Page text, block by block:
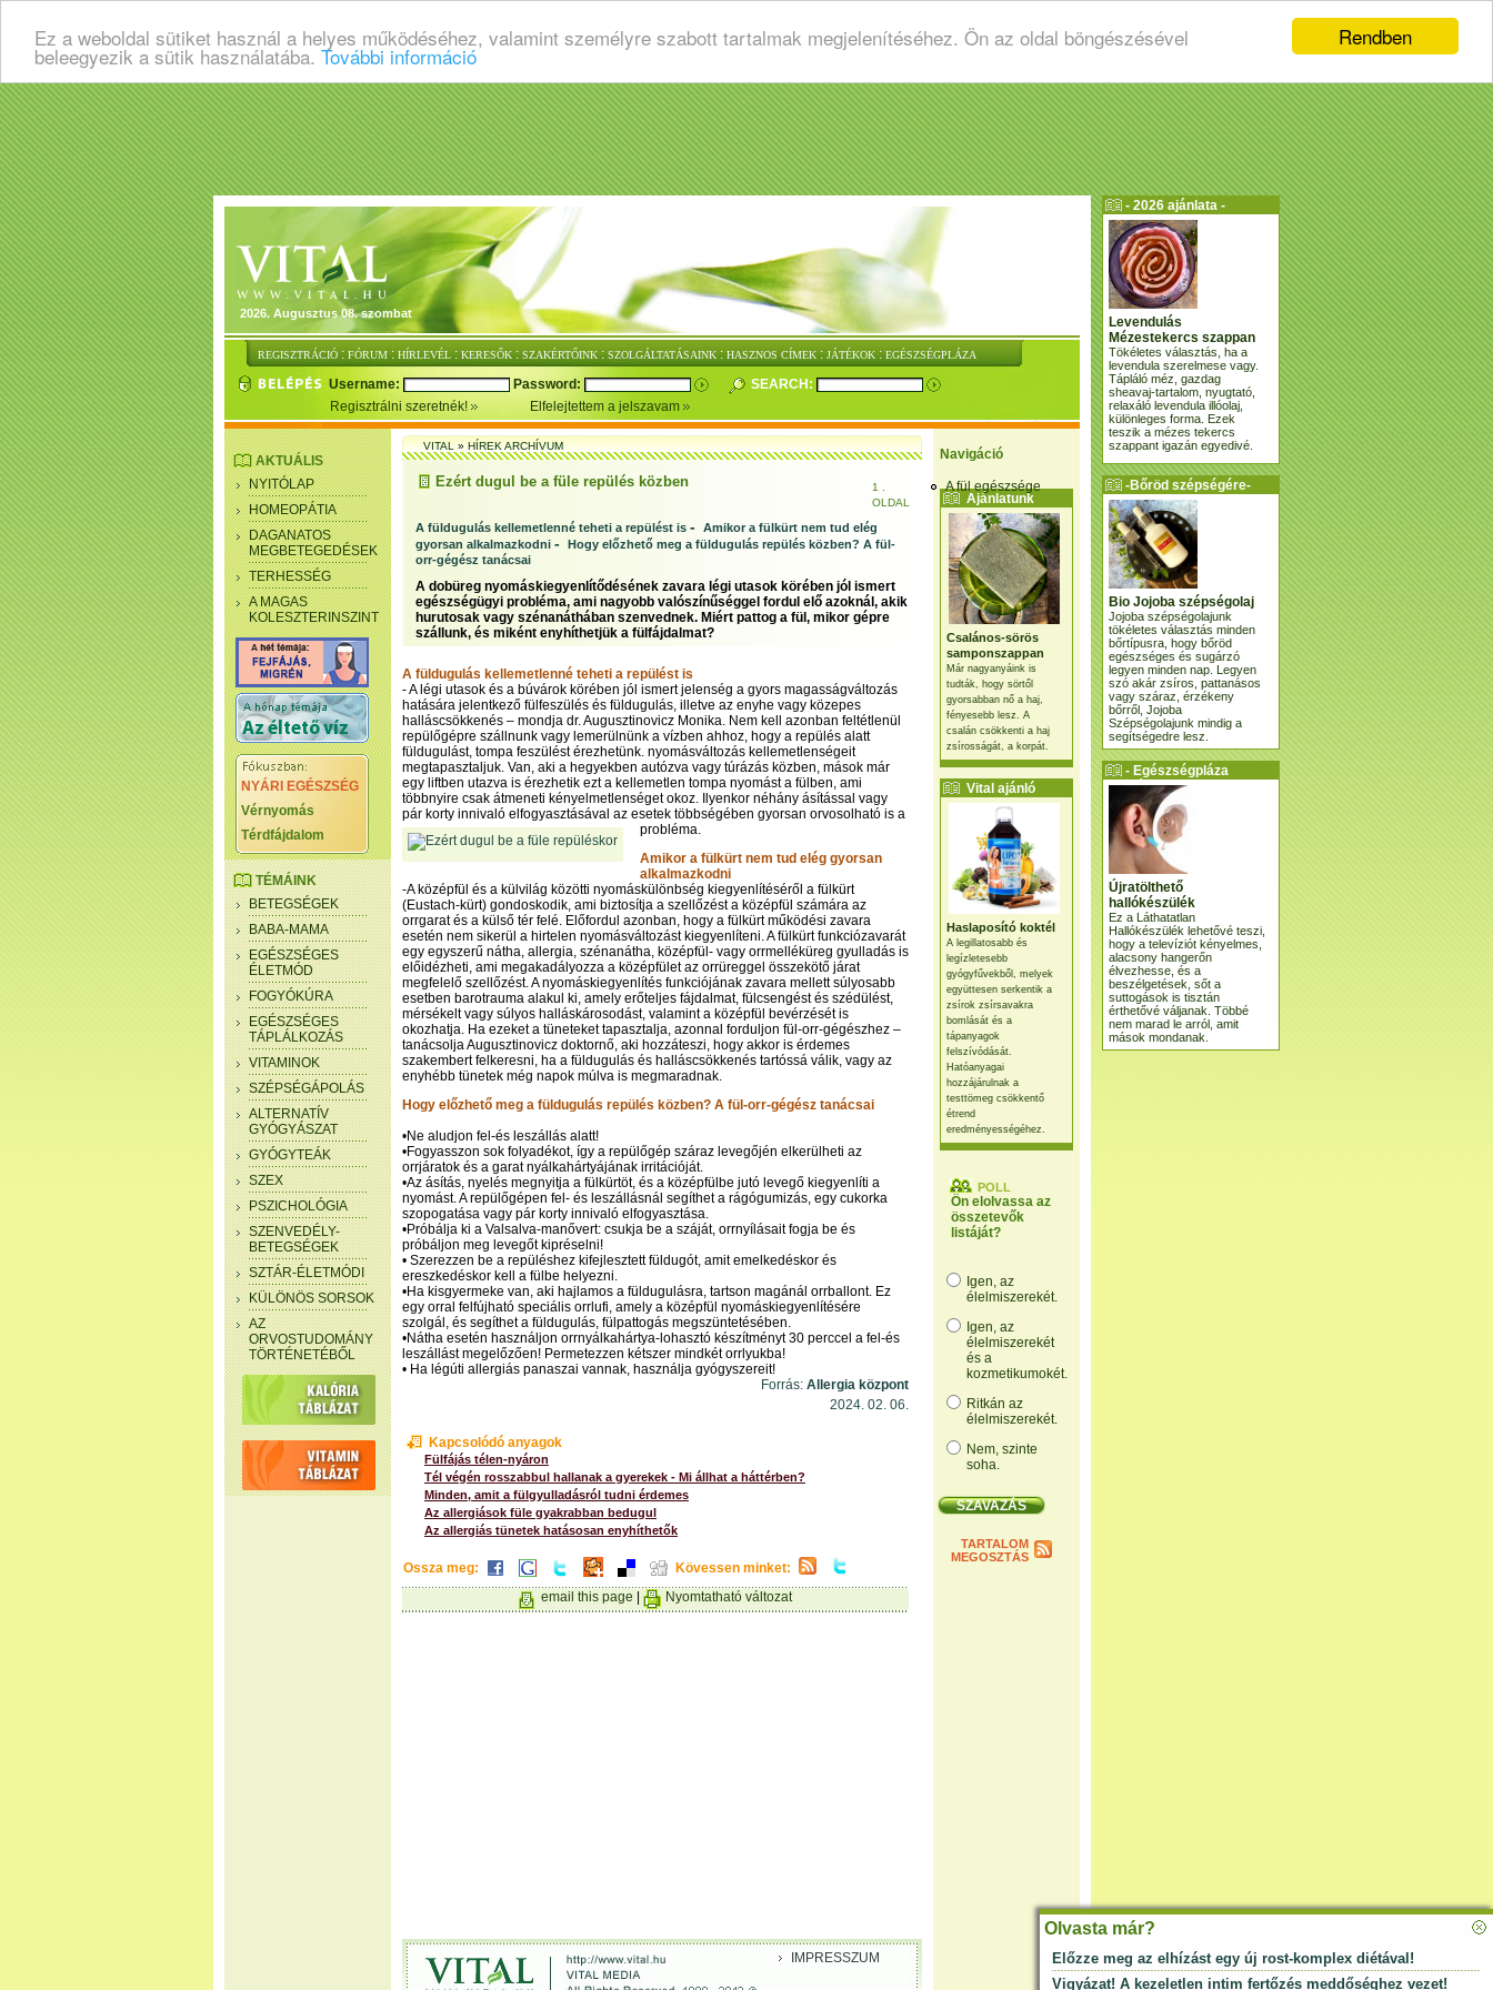
Rendben
Ez a weboldal sütiket használ a helyes működéséhez, valamint személyre szabott tartalmak megjelenítéséhez. Ön az oldal böngészésével
beleegyezik a sütik használatába. További információ
2026. Augusztus 08. szombat
REGISZTRÁCIÓ : FÓRUM : HÍRLEVÉL : KERESŐK : SZAKÉRTŐINK : SZOLGÁLTATÁSAINK : HASZNOS CÍMEK : JÁTÉKOK : EGÉSZSÉGPLÁZA
Username: Password:
SEARCH:
Regisztrálni szeretnék!
Elfelejtettem a jelszavam
Navigáció
A fül egészsége
Ajánlatunk
Csalános-sörös
samponszappan
Már nagyanyáink is
tudták, hogy sörtől
gyorsabban nő a haj,
fényesebb lesz. A
csalán csökkenti a haj
zsírosságát, a korpát.
Vital ajánló
Haslaposító koktél
A legillatosabb és
legízletesebb
gyógyfűvekből, melyek
együttesen serkentik a
zsírok zsírsavakra
bomlását és a
tápanyagok
felszívódását.
Hatóanyagai
hozzájárulnak a
testtömeg csökkentő
étrend
eredményességéhez.
POLL
Ön elolvassa az
összetevők
listáját?
Igen, az
élelmiszerekét.
Igen, az
élelmiszerekét
és a
kozmetikumokét.
Ritkán az
élelmiszerekét.
Nem, szinte
soha.
TARTALOM
MEGOSZTÁS
AKTUÁLIS
NYITÓLAP
HOMEOPÁTIA
DAGANATOS
MEGBETEGEDÉSEK
TERHESSÉG
A MAGAS
KOLESZTERINSZINT
NYÁRI EGÉSZSÉG
Vérnyomás
Térdfájdalom
TÉMÁINK
BETEGSÉGEK
BABA-MAMA
EGÉSZSÉGES
ÉLETMÓD
FOGYÓKÚRA
EGÉSZSÉGES
TÁPLÁLKOZÁS
VITAMINOK
SZÉPSÉGÁPOLÁS
ALTERNATÍV
GYÓGYÁSZAT
GYÓGYTEÁK
SZEX
PSZICHOLÓGIA
SZENVEDÉLY-
BETEGSÉGEK
SZTÁR-ÉLETMÓDI
KÜLÖNÖS SORSOK
AZ
ORVOSTUDOMÁNY
TÖRTÉNETÉBŐL
VITAL»HÍREK ARCHÍVUM
Ezért dugul be a füle repülés közben
1 .
OLDAL
A füldugulás kellemetlenné teheti a repülést is - Amikor a fülkürt nem tud elég
gyorsan alkalmazkodni - Hogy előzhető meg a füldugulás repülés közben? A fül-
orr-gégész tanácsai
A dobüreg nyomáskiegyenlítődésének zavara légi utasok körében jól ismert
egészségügyi probléma, ami nagyobb valószínűséggel fordul elő azoknál, akik
hurutosak vagy szénanáthában szenvednek. Miért pattog a fül, mikor gépre
szállunk, és miként enyhíthetjük a fülfájdalmat?
A füldugulás kellemetlenné teheti a repülést is
- A légi utasok és a búvárok körében jól ismert jelenség a gyors magasságváltozás
hatására jelentkező fülfeszülés és füldugulás, illetve az enyhe vagy közepes
halláscsökkenés – mondja dr. Augusztinovicz Monika. Nem kell azonban feltétlenül
repülőgépre szállnunk vagy lemerülnünk a vízben ahhoz, hogy a repülés alatt
füldugulást, tompa feszülést érezhetünk. nyomásváltozás kellemetlenségeit
megtapasztaljuk. Van, aki a hegyekben autózva vagy túrázás közben, mások már
egy liftben utazva is érezhetik ezt a kellemetlen tompa nyomást a fülben, ami
többnyire csak átmeneti kényelmetlenséget okoz. Ilyenkor néhány ásítással vagy
pár korty innivaló elfogyasztásával az esetek többségében gyorsan orvosolható is a
probléma.
Amikor a fülkürt nem tud elég gyorsan
alkalmazkodni
-A középfül és a külvilág közötti nyomáskülönbség kiegyenlítéséről a fülkürt
(Eustach-kürt) gondoskodik, ami biztosítja a szellőzést a középfül számára az
orrgarat és a külső tér felé. Előfordul azonban, hogy a fülkürt működési zavara
esetén nem sikerül a hirtelen nyomásváltozást kiegyenlíteni. A fülkürt funkciózavarát
egy egyszerű nátha, allergia, szénanátha, középfül- vagy orrmelléküreg gyulladás is
előidézheti, ami megakadályozza a középfület az orrüreggel összekötő járat
megfelelő szellőzést. A nyomáskiegyenlítés funkciójának zavara mellett súlyosabb
esetben barotrauma alakul ki, amely erőteljes fájdalmat, fülcsengést és szédülést,
mérsékelt vagy súlyos halláskárosodást, valamint a középfül bevérzését is
okozhatja. Ha ezeket a tüneteket tapasztalja, azonnal forduljon fül-orr-gégészhez –
tanácsolja Augusztinovicz doktornő, aki hozzáteszi, hogy akkor is érdemes
szakembert felkeresni, ha a füldugulás és halláscsökkenés tartóssá válik, vagy az
enyhébb tünetek még napok múlva is megmaradnak.
Hogy előzhető meg a füldugulás repülés közben? A fül-orr-gégész tanácsai
•Ne aludjon fel-és leszállás alatt!
•Fogyasszon sok folyadékot, így a repülőgép száraz levegőjén elkerülheti az
orrjáratok és a garat nyálkahártyájának irritációját.
•Az ásítás, nyelés megnyitja a fülkürtöt, és a középfülbe jutó levegő kiegyenlíti a
nyomást. A repülőgépen fel- és leszállásnál segíthet a rágógumizás, egy cukorka
szopogatása vagy pár korty innivaló elfogyasztása.
•Próbálja ki a Valsalva-manővert: csukja be a száját, orrnyílásait fogja be és
próbáljon meg levegőt kipréselni!
• Szerezzen be a repüléshez kifejlesztett füldugót, amit emelkedéskor és
ereszkedéskor kell a fülbe helyezni.
•Ha kisgyermeke van, aki hajlamos a füldugulásra, tartson magánál orrballont. Ez
egy orral felfújható speciális orrlufi, amely a középfül nyomáskiegyenlítésére
szolgál, és segíthet a füldugulás, fülpattogás megszüntetésében.
•Nátha esetén használjon orrnyálkahártya-lohasztó készítményt 30 perccel a fel-és
leszállást megelőzően! Permetezzen kétszer mindkét orrlyukba!
• Ha légúti allergiás panaszai vannak, használja gyógyszereit!
Forrás: Allergia központ
2024. 02. 06.
Kapcsolódó anyagok
Fülfájás télen-nyáron
Tél végén rosszabbul hallanak a gyerekek - Mi állhat a háttérben?
Minden, amit a fülgyulladásról tudni érdemes
Az allergiások füle gyakrabban bedugul
Az allergiás tünetek hatásosan enyhíthetők
Ossza meg:
Kövessen minket:
email this page
Nyomtatható változat
Olvasta már?
Előzze meg az elhízást egy új rost-komplex diétával!
Vigyázat! A kezeletlen intim fertőzés meddőséghez vezet!
IMPRESSZUM
- 2026 ajánlata -
Levendulás
Mézestekercs szappan
Tökéletes választás, ha a
levendula szerelmese vagy.
Tápláló méz, gazdag
sheavaj-tartalom, nyugtató,
relaxáló levendula illóolaj,
különleges forma. Ezek
teszik a mézes tekercs
szappant igazán egyedivé.
-Bőröd szépségére-
Bio Jojoba szépségolaj
Jojoba szépségolajunk
tökéletes választás minden
bőrtípusra, hogy bőröd
egészséges és sugárzó
legyen minden nap. Legyen
szó akár zsíros, pattanásos
vagy száraz, érzékeny
bőrről, Jojoba
Szépségolajunk mindig a
segítségedre lesz.
- Egészségpláza
ajánlatunk -
Újratölthető
hallókészülék
Ez a Láthatatlan
Hallókészülék lehetővé teszi,
hogy a televíziót kényelmes,
alacsony hangerőn
élvezhesse, és a
beszélgetések, sőt a
suttogások is tisztán
érthetővé váljanak. Többé
nem marad le arról, amit
mások mondanak.